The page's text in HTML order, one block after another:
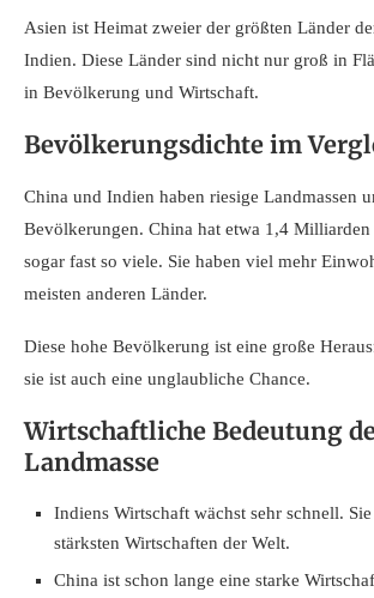
Asien ist Heimat zweier der größten Länder
Indien. Diese Länder sind nicht nur groß in
in Bevölkerung und Wirtschaft.
Bevölkerungsdichte im
China und Indien haben riesige Landmassen
Bevölkerungen. China hat etwa 1,4
sogar fast so viele. Sie haben viel mehr
meisten anderen Länder.
Diese hohe Bevölkerung ist eine große
sie ist auch eine unglaubliche Chance.
Wirtschaftliche Bedeutung
Landmasse
Indiens Wirtschaft wächst sehr schnell.
stärksten Wirtschaften der Welt.
China ist schon lange eine starke